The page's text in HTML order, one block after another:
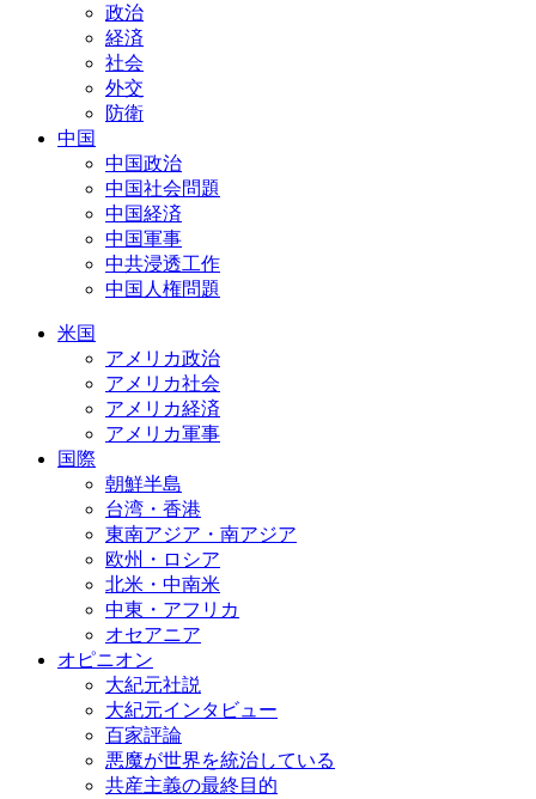
政治
経済
社会
外交
防衛
中国
中国政治
中国社会問題
中国経済
中国軍事
中共浸透工作
中国人権問題
米国
アメリカ政治
アメリカ社会
アメリカ経済
アメリカ軍事
国際
朝鮮半島
台湾・香港
東南アジア・南アジア
欧州・ロシア
北米・中南米
中東・アフリカ
オセアニア
オピニオン
大紀元社説
大紀元インタビュー
百家評論
悪魔が世界を統治している
共産主義の最終目的